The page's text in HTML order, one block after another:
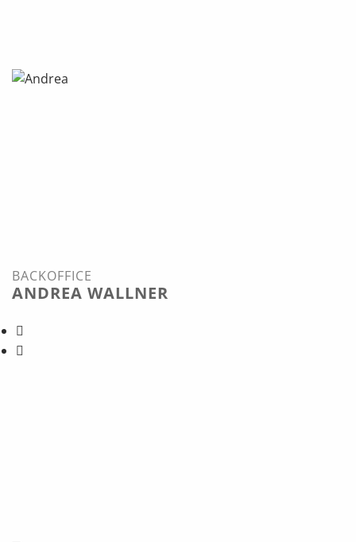
ANDREA WALLNER
BACKOFFICE